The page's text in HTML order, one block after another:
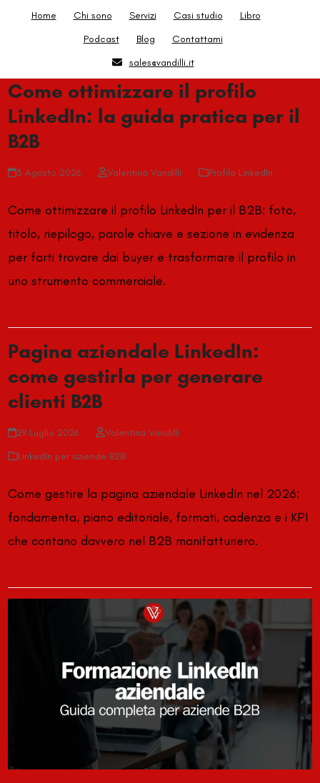
Home Chi sono Servizi Casi studio
Libro
Podcast
Blog
Contattami
sales@vandilli.it
Come ottimizzare il profilo
LinkedIn: la guida pratica per il
B2B
3 Agosto 2026 Valentina Vandilli Profilo LinkedIn
Come ottimizzare il profilo LinkedIn per il B2B: foto,
titolo, riepilogo, parole chiave e sezione in evidenza
per farti trovare dai buyer e trasformare il profilo in
uno strumento commerciale.
Pagina aziendale LinkedIn:
come gestirla per generare
clienti B2B
29 Luglio 2026
Valentina Vandilli
LinkedIn per aziende B2B
Come gestire la pagina aziendale LinkedIn nel 2026:
fondamenta, piano editoriale, formati, cadenza e i KPI
che contano davvero nel B2B manifatturiero.